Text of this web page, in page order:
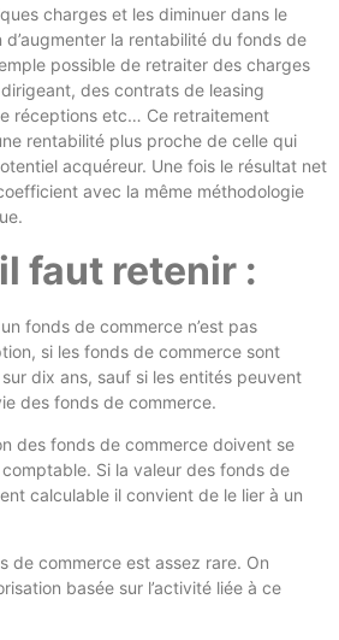
charges et les diminuer dans le
d’augmenter la rentabilité du fonds de
possible de retraiter des charges
des contrats de leasing
réceptions etc… Ce retraitement
rentabilité plus proche de celle qui
acquéreur. Une fois le résultat net
avec la même méthodologie
faut retenir :
fonds de commerce n’est pas
si les fonds de commerce sont
dix ans, sauf si les entités peuvent
des fonds de commerce.
des fonds de commerce doivent se
Si la valeur des fonds de
calculable il convient de le lier à un
de commerce est assez rare. On
basée sur l’activité liée à ce